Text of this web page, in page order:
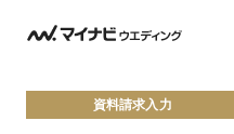
資料請求入力